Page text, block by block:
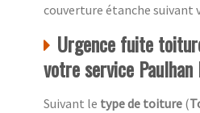
couverture étanche suivant
Urgence fuite
votre service
Suivant le type de toiture (